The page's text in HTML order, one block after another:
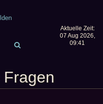
c
Aktuelle Zeit:
07 Aug 2026,
09:41